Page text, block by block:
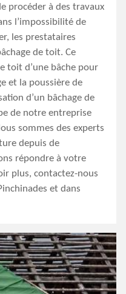
procéder à des travaux
l’impossibilité de
les prestataires
de toit. Ce
toit d’une bâche pour
et la poussière de
d’un bâchage de
de notre entreprise
sommes des experts
depuis de
répondre à votre
plus, contactez-nous
et dans